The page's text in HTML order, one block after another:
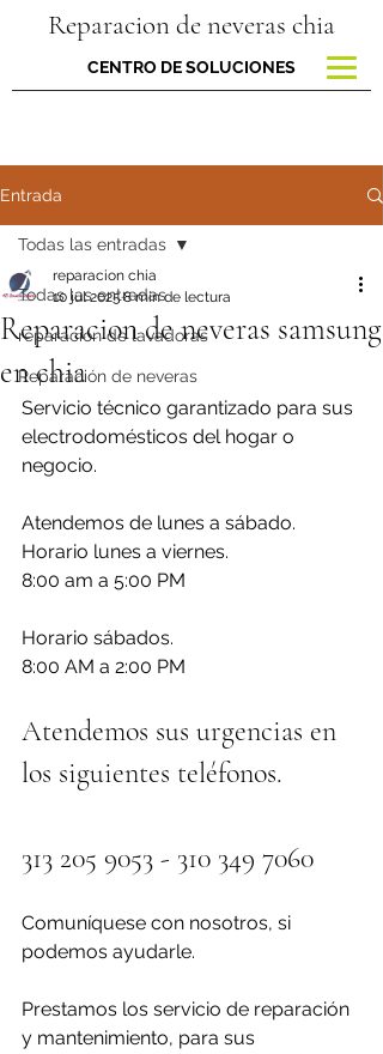
Reparacion de neveras chia
CENTRO DE SOLUCIONES
Entrada
Todas las entradas
reparacion de lavadoras
Reparación de neveras
Todas las entradas
Reparacion de neveras samsung
en chia
reparacion chia
10 jul 20258 min de lectura
Servicio técnico garantizado para sus
electrodomésticos del hogar o
negocio.
Atendemos de lunes a sábado.
Horario lunes a viernes.
8:00 am a 5:00 PM
Horario sábados.
8:00 AM a 2:00 PM
Atendemos sus urgencias en
los siguientes teléfonos.
313 205 9053 - 310 349 7060
Comuníquese con nosotros, si
podemos ayudarle.
Prestamos los servicio de reparación
y mantenimiento, para sus